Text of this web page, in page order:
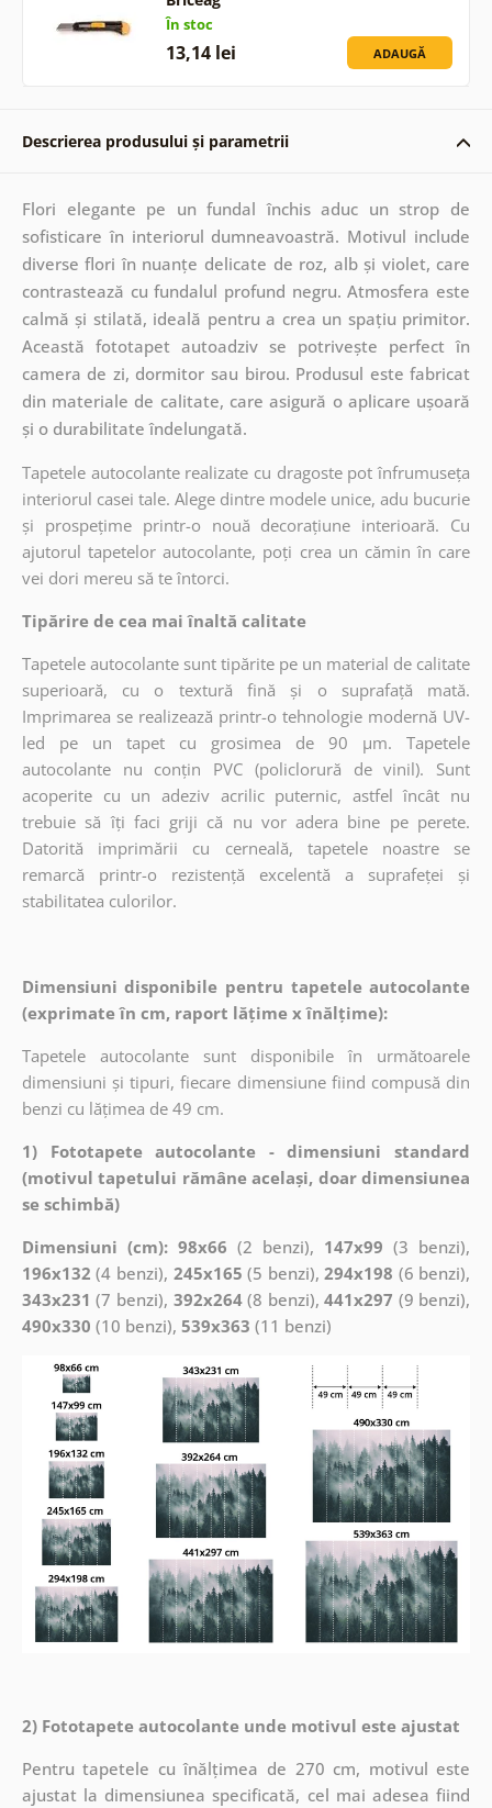
În stoc
13,14 lei ADAUGĂ
Descrierea produsului și parametrii
Flori elegante pe un fundal închis aduc un strop de
sofisticare în interiorul dumneavoastră. Motivul include
diverse flori în nuanțe delicate de roz, alb și violet, care
contrastează cu fundalul profund negru. Atmosfera este
calmă și stilată, ideală pentru a crea un spațiu primitor.
Această fototapet autoadziv se potrivește perfect în
camera de zi, dormitor sau birou. Produsul este fabricat
din materiale de calitate, care asigură o aplicare ușoară
și o durabilitate îndelungată.
Tapetele autocolante realizate cu dragoste pot înfrumuseța
interiorul casei tale. Alege dintre modele unice, adu bucurie
și prospețime printr-o nouă decorațiune interioară. Cu
ajutorul tapetelor autocolante, poți crea un cămin în care
vei dori mereu să te întorci.
Tipărire de cea mai înaltă calitate
Tapetele autocolante sunt tipărite pe un material de calitate
superioară, cu o textură fină și o suprafață mată.
Imprimarea se realizează printr-o tehnologie modernă UV-
led pe un tapet cu grosimea de 90 µm. Tapetele
autocolante nu conțin PVC (policlorură de vinil). Sunt
acoperite cu un adeziv acrilic puternic, astfel încât nu
trebuie să îți faci griji că nu vor adera bine pe perete.
Datorită imprimării cu cerneală, tapetele noastre se
remarcă printr-o rezistență excelentă a suprafeței și
stabilitatea culorilor.
Dimensiuni disponibile pentru tapetele autocolante
(exprimate în cm, raport lățime x înălțime):
Tapetele autocolante sunt disponibile în următoarele
dimensiuni și tipuri, fiecare dimensiune fiind compusă din
benzi cu lățimea de 49 cm.
1) Fototapete autocolante - dimensiuni standard
(motivul tapetului rămâne același, doar dimensiunea
se schimbă)
Dimensiuni (cm): 98x66 (2 benzi), 147x99 (3 benzi),
196x132 (4 benzi), 245x165 (5 benzi),294x198 (6 benzi),
343x231 (7 benzi), 392x264(8 benzi),441x297 (9 benzi),
490x330 (10 benzi), 539x363 (11 benzi)
2) Fototapete autocolante unde motivul este ajustat
Pentru tapetele cu înălțimea de 270 cm, motivul este
ajustat la dimensiunea specificată, cel mai adesea fiind